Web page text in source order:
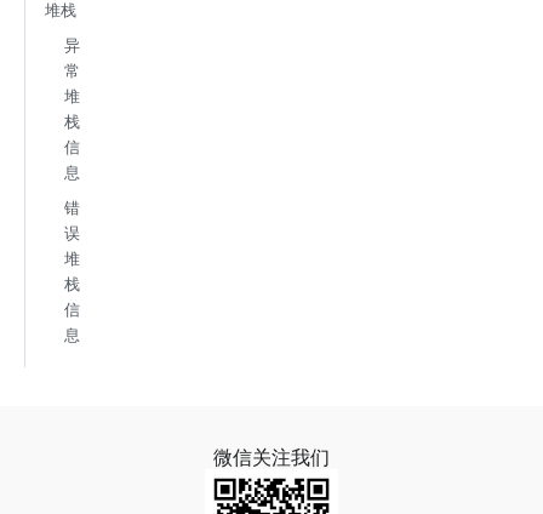
堆栈
异
常
堆
栈
信
息
错
误
堆
栈
信
息
微信关注我们